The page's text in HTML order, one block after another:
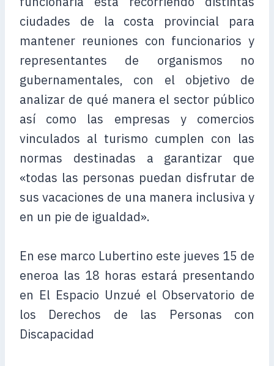
ciudades de la costa provincial para
mantener reuniones con funcionarios y
representantes de organismos no
gubernamentales, con el objetivo de
analizar de qué manera el sector público
así como las empresas y comercios
vinculados al turismo cumplen con las
normas destinadas a garantizar que
«todas las personas puedan disfrutar de
sus vacaciones de una manera inclusiva y
en un pie de igualdad».
En ese marco Lubertino este jueves 15 de
eneroa las 18 horas estará presentando
en El Espacio Unzué el Observatorio de
los Derechos de las Personas con
Discapacidad